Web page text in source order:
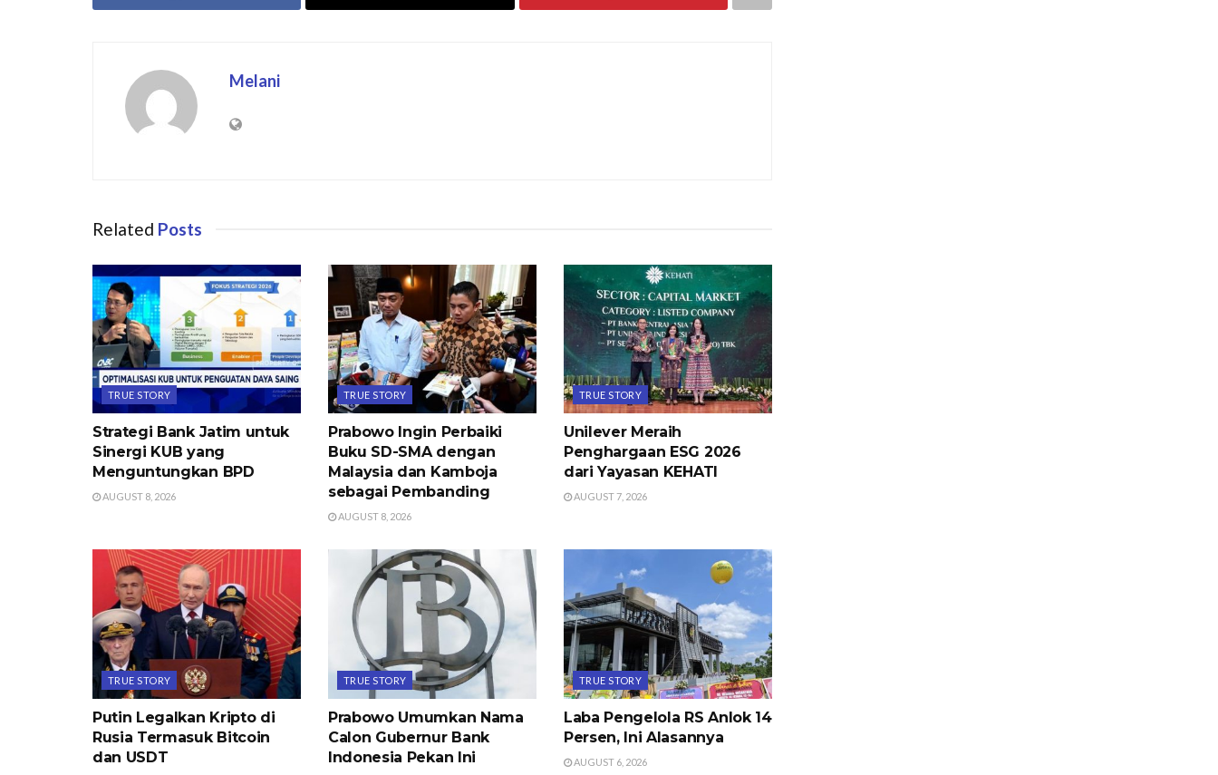
Melani
Related Posts
TRUE STORY
Strategi Bank Jatim untuk
Sinergi KUB yang
Menguntungkan BPD
AUGUST 8, 2026
TRUE STORY
Prabowo Ingin Perbaiki
Buku SD-SMA dengan
Malaysia dan Kamboja
sebagai Pembanding
AUGUST 8, 2026
TRUE STORY
Unilever Meraih
Penghargaan ESG 2026
dari Yayasan KEHATI
AUGUST 7, 2026
TRUE STORY
Putin Legalkan Kripto di
Rusia Termasuk Bitcoin
dan USDT
TRUE STORY
Prabowo Umumkan Nama
Calon Gubernur Bank
Indonesia Pekan Ini
TRUE STORY
Laba Pengelola RS Anlok 14
Persen, Ini Alasannya
AUGUST 6, 2026